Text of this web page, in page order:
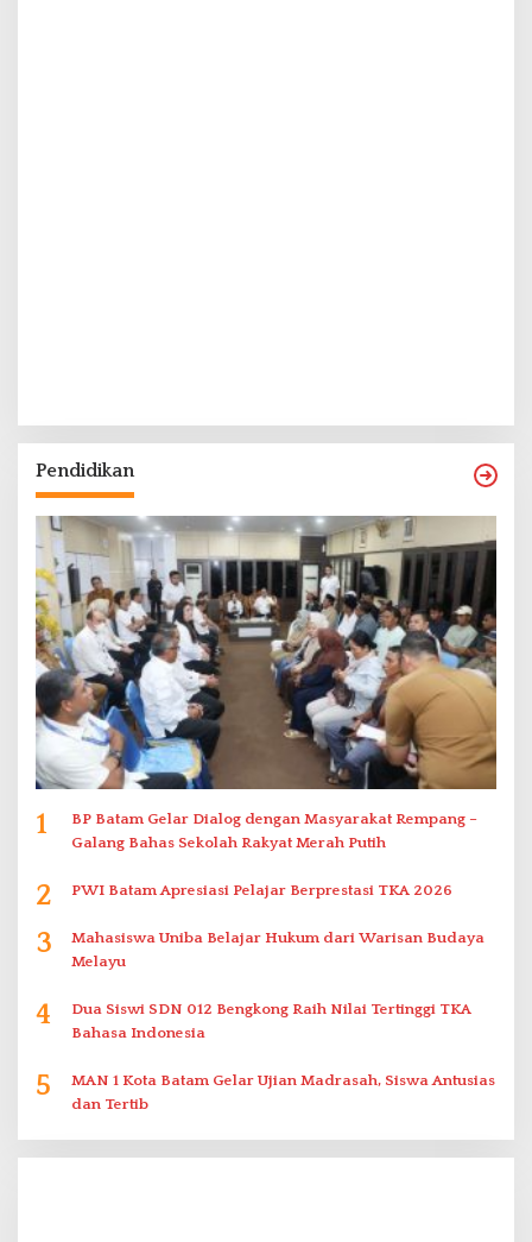
Pendidikan
1
BP Batam Gelar Dialog dengan Masyarakat Rempang –
Galang Bahas Sekolah Rakyat Merah Putih
2 PWI Batam Apresiasi Pelajar Berprestasi TKA 2026
3
Mahasiswa Uniba Belajar Hukum dari Warisan Budaya
Melayu
4
Dua Siswi SDN 012 Bengkong Raih Nilai Tertinggi TKA
Bahasa Indonesia
5
MAN 1 Kota Batam Gelar Ujian Madrasah, Siswa Antusias
dan Tertib